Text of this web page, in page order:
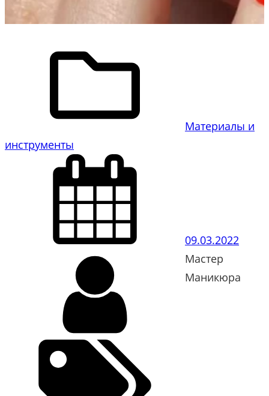
Материалы и
инструменты
09.03.2022
Мастер
Маникюра